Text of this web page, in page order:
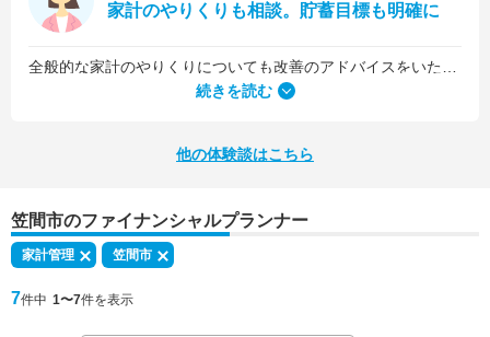
家計のやりくりも相談。貯蓄目標も明確に
続きを読む
他の体験談はこちら
笠間市のファイナンシャルプランナー
家計管理 笠間市
7件中 1〜7件を表示